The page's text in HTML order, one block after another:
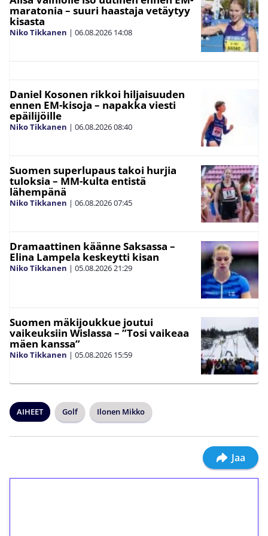
maratonia – suuri haastaja vetäytyy
kisasta
Niko Tikkanen | 06.08.2026 14:08
Daniel Kosonen rikkoi hiljaisuuden
ennen EM-kisoja – napakka viesti
epäilijöille
Niko Tikkanen | 06.08.202608:40
Suomen superlupaus takoi hurjia
tuloksia – MM-kulta entistä
lähempänä
Niko Tikkanen | 06.08.202607:45
Dramaattinen käänne Saksassa –
Elina Lampela keskeytti kisan
Niko Tikkanen | 05.08.202621:29
Suomen mäkijoukkue joutui
vaikeuksiin Wislassa – ”Tosi vaikeaa
mäen kanssa”
Niko Tikkanen | 05.08.2026 15:59
AIHEET Golf Ilonen Mikko
Jaa